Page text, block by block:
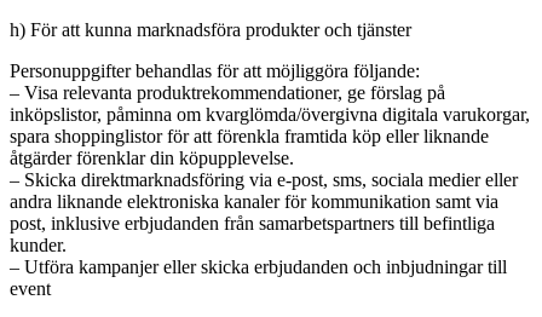
h) För att kunna marknadsföra produkter och tjänster
Personuppgifter behandlas för att möjliggöra följande:
– Visa relevanta produktrekommendationer, ge förslag på
inköpslistor, påminna om kvarglömda/övergivna digitala varukorgar,
spara shoppinglistor för att förenkla framtida köp eller liknande
åtgärder förenklar din köpupplevelse.
– Skicka direktmarknadsföring via e-post, sms, sociala medier eller
andra liknande elektroniska kanaler för kommunikation samt via
post, inklusive erbjudanden från samarbetspartners till befintliga
kunder.
– Utföra kampanjer eller skicka erbjudanden och inbjudningar till
event